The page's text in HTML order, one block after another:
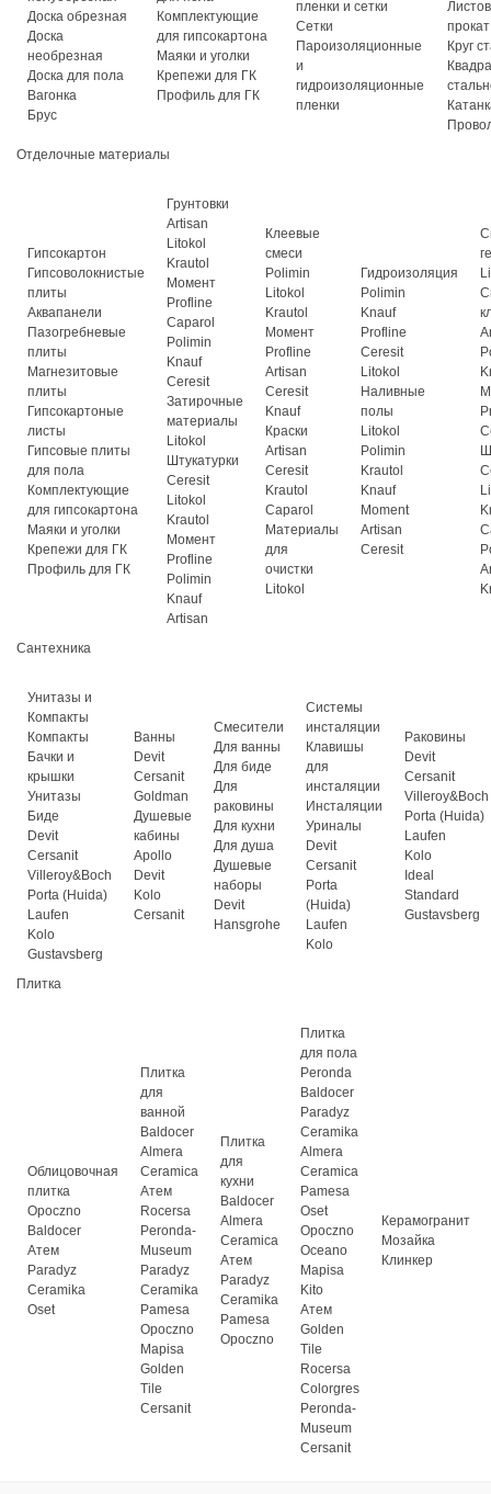
Доска обрезная
Доска
необрезная
Доска для пола
Вагонка
Брус
Комплектующие
для гипсокартона
Маяки и уголки
Крепежи для ГК
Профиль для ГК
пленки и сетки
Сетки
Пароизоляционные
и
гидроизоляционные
пленки
прокат
Круг
Отделочные материалы
Гипсокартон
Гипсоволокнистые
плиты
Аквапанели
Пазогребневые
плиты
Магнезитовые
плиты
Гипсокартоные
листы
Гипсовые плиты
для пола
Комплектующие
для гипсокартона
Маяки и уголки
Крепежи для ГК
Профиль для ГК
Грунтовки
Artisan
Litokol
Krautol
Момент
Profline
Caparol
Polimin
Knauf
Ceresit
Затирочные
материалы
Litokol
Штукатурки
Ceresit
Litokol
Krautol
Момент
Profline
Polimin
Knauf
Artisan
Клеевые
смеси
Polimin
Litokol
Krautol
Момент
Profline
Artisan
Ceresit
Knauf
Краски
Artisan
Ceresit
Krautol
Caparol
Материалы
для
очистки
Litokol
Гидроизоляция
Polimin
Knauf
Profline
Ceresit
Litokol
Наливные
полы
Litokol
Polimin
Krautol
Knauf
Moment
Artisan
Ceresit
Сантехника
Унитазы и
Компакты
Компакты
Бачки и
крышки
Унитазы
Биде
Devit
Cersanit
Villeroy&Boch
Porta (Huida)
Laufen
Kolo
Gustavsberg
Ванны
Devit
Cersanit
Goldman
Душевые
кабины
Apollo
Devit
Kolo
Cersanit
Смесители
Для ванны
Для биде
Для
раковины
Для кухни
Для душа
Душевые
наборы
Devit
Hansgrohe
Системы
инсталяции
Клавишы
для
инсталяции
Инсталяции
Уриналы
Devit
Cersanit
Porta
(Huida)
Laufen
Kolo
Раковины
Devit
Cersanit
Villeroy&Boch
Porta (Huida)
Laufen
Kolo
Ideal
Standard
Gustavsberg
Плитка
Облицовочная
плитка
Opoczno
Baldocer
Атем
Paradyz
Ceramika
Oset
Плитка
для
ванной
Baldocer
Almera
Ceramica
Атем
Rocersa
Peronda-
Museum
Paradyz
Ceramika
Pamesa
Opoczno
Mapisa
Golden
Tile
Cersanit
Плитка
для
кухни
Baldocer
Almera
Ceramica
Атем
Paradyz
Ceramika
Pamesa
Opoczno
Плитка
для пола
Peronda
Baldocer
Paradyz
Ceramika
Almera
Ceramica
Pamesa
Oset
Opoczno
Oceano
Mapisa
Kito
Атем
Golden
Tile
Rocersa
Colorgres
Peronda-
Museum
Cersanit
Керамогранит
Мозайка
Клинкер